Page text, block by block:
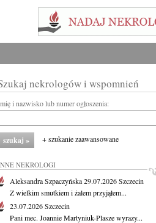
nekrologów i wspomnień
i nazwisko lub numer ogłoszenia:
+ szukanie zaawansowane
NEKROLOGI
Aleksandra Szpaczyńska29.07.2026Szczecin
Z wielkim smutkiem i żalem przyjąłem...
23.07.2026Szczecin
Pani mec. Joannie Martyniuk-Plasze wyrazy...